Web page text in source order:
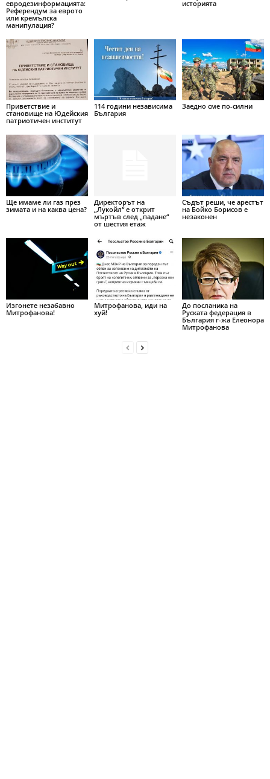
евродезинформацията:
Референдум за еврото
или кремълска
манипулация?
историята
Приветствие и
становище на Юдейския
патриотичен институт
114 години независима
България
Заедно сме по-силни
Ще имаме ли газ през
зимата и на каква цена?
Директорът на
„Лукойл“ е открит
мъртъв след „падане“
от шестия етаж
Съдът реши, че арестът
на Бойко Борисов е
незаконен
Изгонете незабавно
Митрофанова!
Митрофанова, иди на
хуй!
До посланика на
Руската федерация в
България г-жа Елеонора
Митрофанова